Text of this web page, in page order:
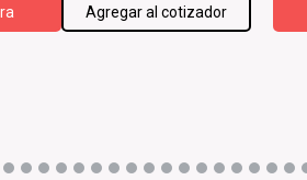
Agregar al cotizador